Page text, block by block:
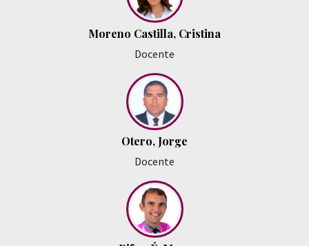
Moreno Castilla, Cristina
Docente
Otero, Jorge
Docente